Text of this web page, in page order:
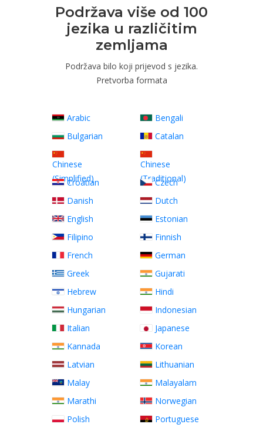
Podržava više od 100
jezika u različitim
zemljama
Podržava bilo koji prijevod s jezika.
Pretvorba formata
Arabic
Bengali
Bulgarian
Catalan
Chinese
(Simplified)
Chinese
(Traditional)
Croatian
Czech
Danish
Dutch
English
Estonian
Filipino
Finnish
French
German
Greek
Gujarati
Hebrew
Hindi
Hungarian
Indonesian
Italian
Japanese
Kannada
Korean
Latvian
Lithuanian
Malay
Malayalam
Marathi
Norwegian
Polish
Portuguese